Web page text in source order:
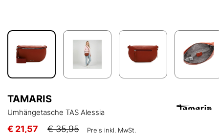
TAMARIS
Umhängetasche TAS Alessia
€ 21,57 € 35,95 Preis inkl. MwSt.